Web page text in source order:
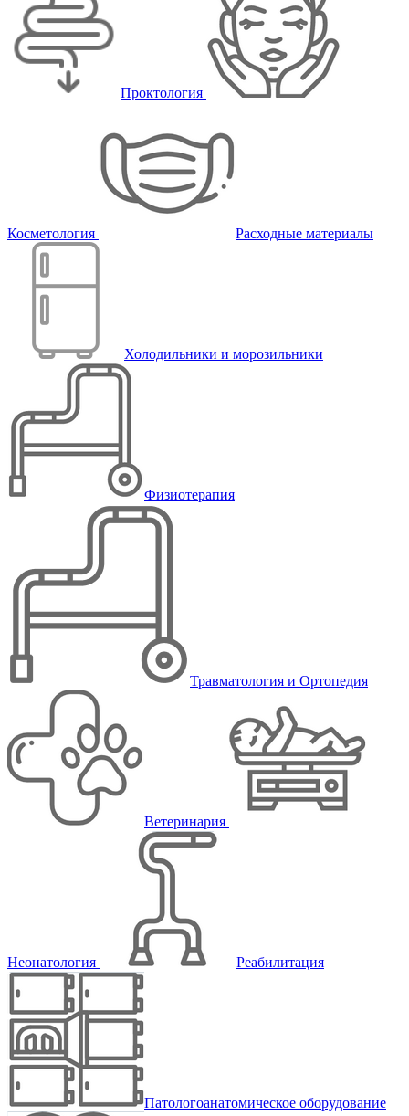
Проктология
Косметология Расходные материалы
Холодильники и морозильники
Физиотерапия
Травматология и Ортопедия
Ветеринария
Неонатология Реабилитация
Патологоанатомическое оборудование